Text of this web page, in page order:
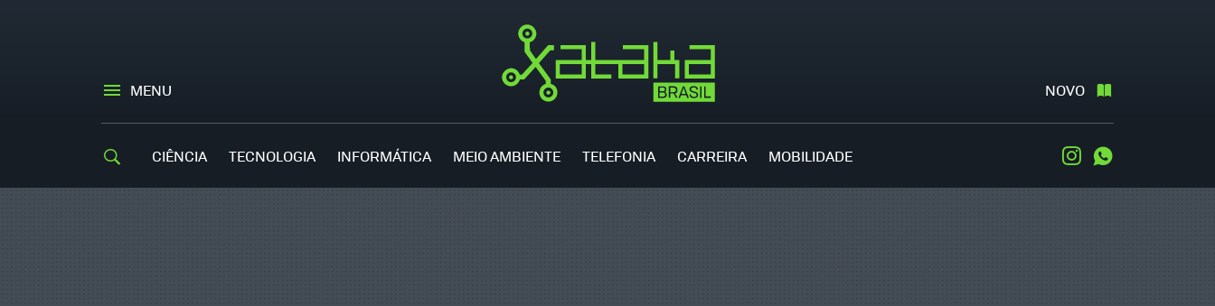
MENU NOVO
CIÊNCIA TECNOLOGIA INFORMÁTICA MEIO AMBIENTE TELEFONIA CARREIRA MOBILIDADE Instagram